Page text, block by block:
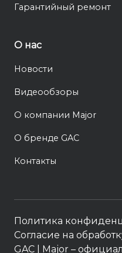
Гарантийный ремонт
О нас
Новости
Видеообзоры
О компании Major
О бренде GAC
Контакты
Политика
Согласие на
GAC | Major –